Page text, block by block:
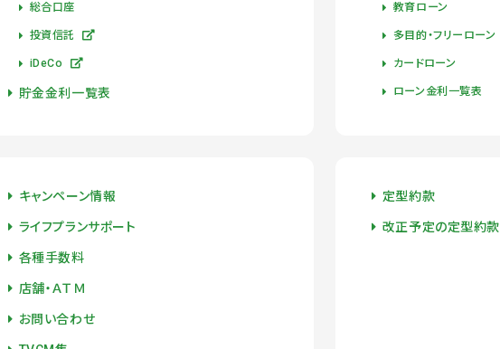
総合口座
投資信託
iDeCo
貯金金利一覧表
教育ローン
多目的・フリーローン
カードローン
ローン金利一覧表
キャンペーン情報
ライフプランサポート
各種手数料
店舗・ＡＴＭ
お問い合わせ
定型約款
改正予定の定型約款